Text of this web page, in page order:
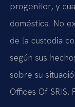
progenitor, y
doméstica. No
de la custodia
según sus
sobre su
Offices Of SRIS,